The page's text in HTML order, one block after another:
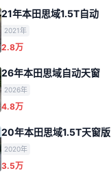
21年本田思域1.5T自动
2021年
2.8万
26年本田思域自动天窗
2026年
4.8万
20年本田思域1.5T天窗版
2020年
3.5万